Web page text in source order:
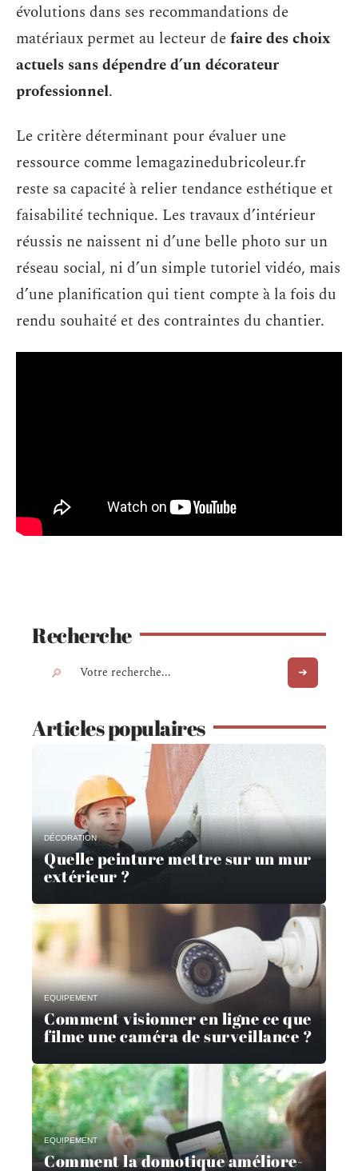
évolutions dans ses recommandations de
matériaux permet au lecteur defaire des choix
actuels sans dépendre d’un décorateur
professionnel.
Le critère déterminant pour évaluer une
ressource comme lemagazinedubricoleur.fr
reste sa capacité à relier tendance esthétique et
faisabilité technique. Les travaux d’intérieur
réussis ne naissent ni d’une belle photo sur un
réseau social, ni d’un simple tutoriel vidéo, mais
d’une planification qui tient compte à la fois du
rendu souhaité et des contraintes du chantier.
Recherche
Articles populaires
DÉCORATION
Quelle peinture mettre sur un mur
extérieur ?
EQUIPEMENT
Comment visionner en ligne ce que
filme une caméra de surveillance ?
EQUIPEMENT
Comment la domotique améliore-